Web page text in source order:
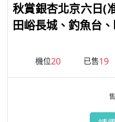
秋賞銀杏北京六日(
田峪長城、釣魚台
機位20 已售19